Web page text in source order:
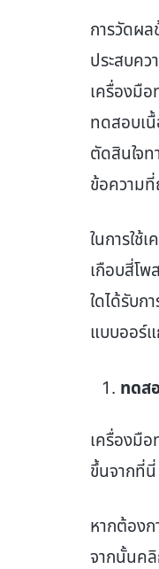
การวัดผล
ประสบคว
เครื่องมื
ทดสอบเนื้
ตัดสินใจ
ข้อความที่
ในการใ
เกือบสี่โ
ใดได้รับ
แบบออร์แ
ทดส
เครื่องมื
ขึ้นจากที่นี่
หากต้อง
จากนั้นค